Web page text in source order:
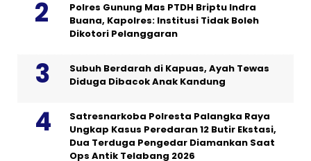
Polres Gunung Mas PTDH Briptu Indra
Buana, Kapolres: Institusi Tidak Boleh
Dikotori Pelanggaran
Subuh Berdarah di Kapuas, Ayah Tewas
Diduga Dibacok Anak Kandung
Satresnarkoba Polresta Palangka Raya
Ungkap Kasus Peredaran 12 Butir Ekstasi,
Dua Terduga Pengedar Diamankan Saat
Ops Antik Telabang 2026